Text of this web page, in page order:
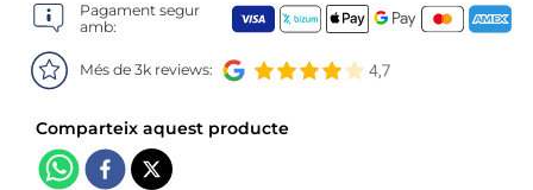
Pagament segur
amb:
Més de 3k reviews:
. listísimos
10. pollo